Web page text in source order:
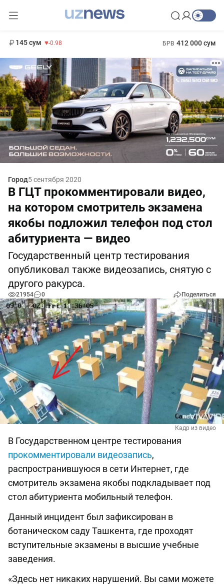
145 сум -0.98 БРВ 412 000 сум
Город5 сентября 2020
В ГЦТ прокомментировали видео,
на котором смотритель экзамена
якобы подложил телефон под стол
абитуриента — видео
Государственный центр тестирования
опубликовал также видеозапись, снятую с
другого ракурса.
21954 0 Поделиться
Кадр из видео
В Государственном центре тестирования
прокомментировали видеозапись,
распространившуюся в сети Интернет, где
смотритель экзамена якобы подкладывает под
стол абитуриента мобильный телефон.
Данный инцидент был зафиксирован в
ботаническом саду Ташкента, где проходят
вступительные экзамены в высшие учебные
заведения.
«Здесь нет никаких нарушений. Вы сами можете